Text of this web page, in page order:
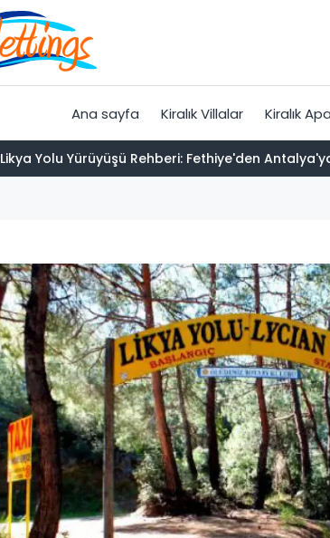
Ana sayfa Kiralık Villalar Kiralık
Likya Yolu Yürüyüşü Rehberi: Fethiye'den